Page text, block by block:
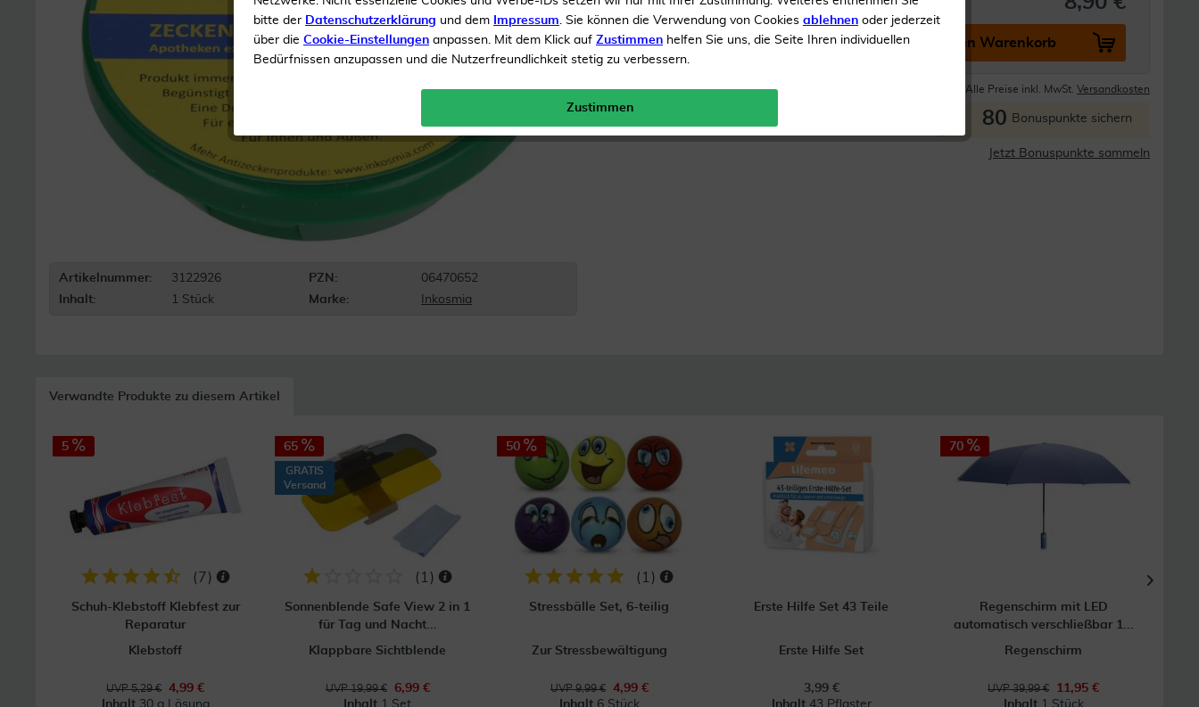
Artikelnummer: 3122926 PZN:
06470652
Inhalt:
1 Stück Marke: Inkosmia
Inhalt1 Stück
Menge: In den Warenkorb
Gratis Versand ab 19 € Alle Preise inkl. MwSt. Versandkosten
80 Bonuspunkte sichern
Jetzt Bonuspunkte sammeln
Verwandte Produkte zu diesem Artikel
5
( 7 )
Schuh-Klebstoff Klebfest zur
Reparatur
Klebstoff
UVP 5,29 €
4,99 €
Inhalt 30 g Lösung
65
GRATIS
Versand
( 1 )
Sonnenblende Safe View 2 in 1
für Tag und Nacht...
Klappbare Sichtblende
UVP 19,99 €
6,99 €
Inhalt 1 Set
50
( 1 )
Stressbälle Set, 6-teilig
Zur Stressbewältigung
UVP 9,99 €
4,99 €
Inhalt 6 Stück
Erste Hilfe Set 43 Teile
Erste Hilfe Set
3,99 €
Inhalt 43 Pflaster
70
Regenschirm mit LED
automatisch verschließbar 1...
Regenschirm
UVP 39,99 €
11,95 €
Inhalt 1 Stück
bitte der Datenschutzerklärung und dem Impressum. Sie können die Verwendung von Cookies ablehnen oder jederzeit
über die Cookie-Einstellungen anpassen. Mit dem Klick auf Zustimmen helfen Sie uns, die Seite Ihren individuellen
Bedürfnissen anzupassen und die Nutzerfreundlichkeit stetig zu verbessern.
Zustimmen